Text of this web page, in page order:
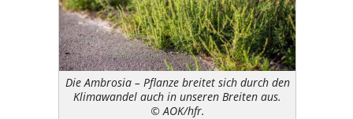
Die Ambrosia – Pflanze breitet sich durch den
Klimawandel auch in unseren Breiten aus.
© AOK/hfr.